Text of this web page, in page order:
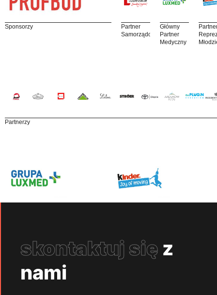
Sponsorzy
Partner
Samorządowy
Główny
Partner
Medyczny
Partnerzy
skontaktuj się z
nami